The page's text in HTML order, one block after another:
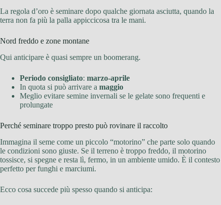
La regola d’oro è seminare dopo qualche giornata asciutta, quando la
terra non fa più la palla appiccicosa tra le mani.
Nord freddo e zone montane
Qui anticipare è quasi sempre un boomerang.
Periodo consigliato: marzo-aprile
In quota si può arrivare a maggio
Meglio evitare semine invernali se le gelate sono frequenti e
prolungate
Perché seminare troppo presto può rovinare il raccolto
Immagina il seme come un piccolo “motorino” che parte solo quando
le condizioni sono giuste. Se il terreno è troppo freddo, il motorino
tossisce, si spegne e resta lì, fermo, in un ambiente umido. È il contesto
perfetto per funghi e marciumi.
Ecco cosa succede più spesso quando si anticipa: